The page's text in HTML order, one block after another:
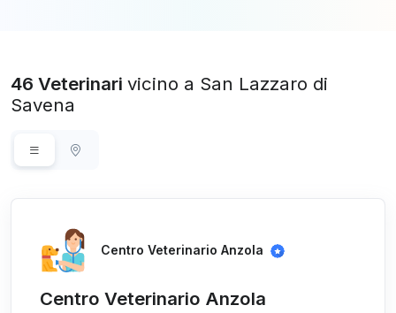
46 Veterinari vicino a San Lazzaro di
Savena
Centro Veterinario Anzola
Centro Veterinario Anzola